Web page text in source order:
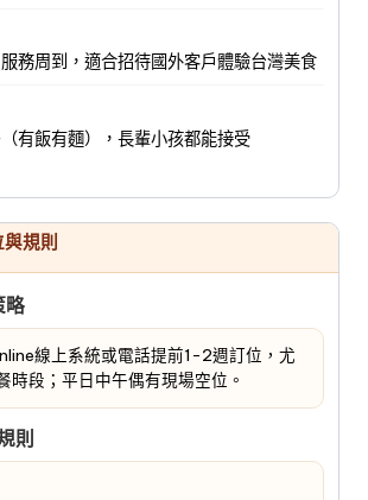
務周到，適合招待國外客戶體驗台灣美食
有飯有麵），長輩小孩都能接受
規則
略
線上系統或電話提前1-2週訂位，尤
時段；平日中午偶有現場空位。
則